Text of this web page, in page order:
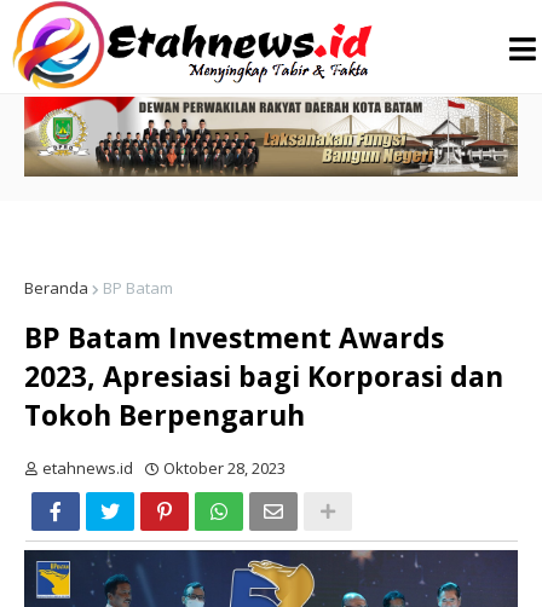
Beranda BP Batam
BP Batam Investment Awards
2023, Apresiasi bagi Korporasi dan
Tokoh Berpengaruh
etahnews.id Oktober 28, 2023